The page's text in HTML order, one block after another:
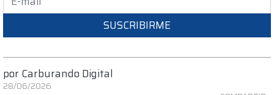
SUSCRIBIRME
por Carburando Digital
28/06/2026